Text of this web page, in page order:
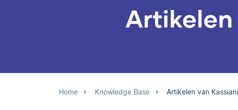
Artikelen
Home Knowledge Base Artikelen van